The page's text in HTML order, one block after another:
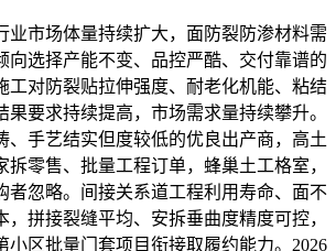
市场体量持续扩大，面防裂防渗材料需
向选择产能不变、品控严酷、交付靠谱的
工对防裂贴拉伸强度、耐老化机能、粘结
果要求持续提高，市场需求量持续攀升。
、手艺结实但度较低的优良出产商，高土
拆零售、批量工程订单，蜂巢土工格室，
者忽略。间接关系道工程利用寿命、面不
，拼接裂缝平均、安拆垂曲度精度可控，
小区批量门套项目衔接取履约能力。2026